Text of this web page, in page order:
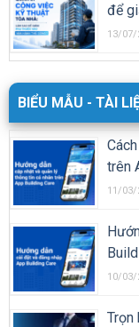
để
13/07/
BIỂU MẪU - TÀI
trên
11/03/
10/03/
Trọn